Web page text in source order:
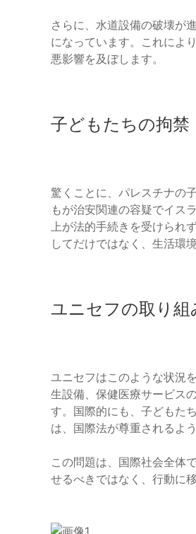
さらに、水道設備の破壊が
になっています。これによ
悪影響を及ぼします。
子どもたちの拘禁
驚くことに、パレスチナの
もが治安関連の容疑でイス
上が法的手続きを受けられ
してだけではなく、生活環
ユニセフの取り組
ユニセフはこのような状況
生設備、保健医療サービス
す。国際的にも、子どもた
は、国際法が尊重されるよ
この問題は、国際社会全体
せるべきではなく、行動に